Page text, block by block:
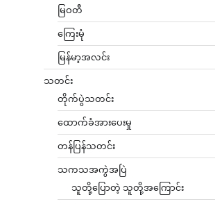
မြဝတီ
ကြေးမုံ
မြန်မာ့အလင်း
သတင်း
တိုက်ပွဲသတင်း
ထောက်ခံအားပေးမှု
တန်ပြန်သတင်း
သကသအကွဲအပြဲ
သူတို့ပြောတဲ့ သူတို့အကြောင်း